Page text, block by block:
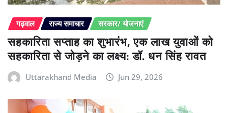
गढ़वाल राज्य समाचार सरकार/ योजनाएं
सहकारिता सप्ताह का शुभारंभ, एक लाख युवाओं को
सहकारिता से जोड़ने का लक्ष्य: डॉ. धन सिंह रावत
Uttarakhand Media Jun 29, 2026